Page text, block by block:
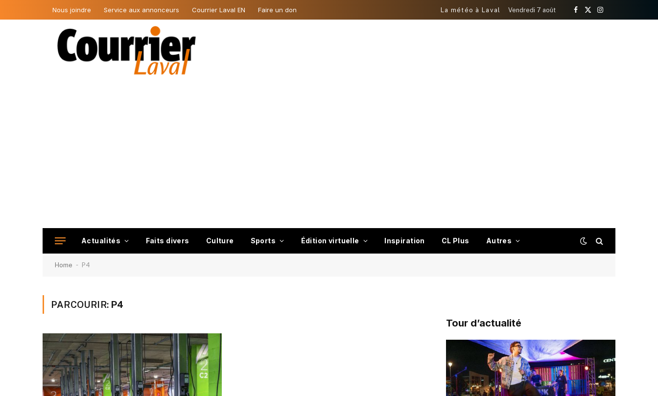
Nous joindre Service aux annonceurs Courrier Laval EN Faire un don La météo à Laval Vendredi 7 août
Facebook
X
Instagram
Actualités Faits divers Culture Sports Édition virtuelle Inspiration CL Plus Autres
Home - P4
PARCOURIR: P4
Tour d’actualité